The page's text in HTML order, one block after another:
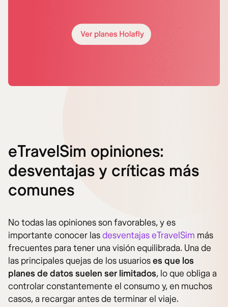
eTravelSim opiniones:
desventajas y críticas más
comunes
No todas las opiniones son favorables, y es
importante conocer lasdesventajas eTravelSim más
frecuentes para tener una visión equilibrada. Una de
las principales quejas de los usuarioses que los
planes de datos suelen ser limitados, lo que obliga a
controlar constantemente el consumo y, en muchos
casos, a recargar antes de terminar el viaje.